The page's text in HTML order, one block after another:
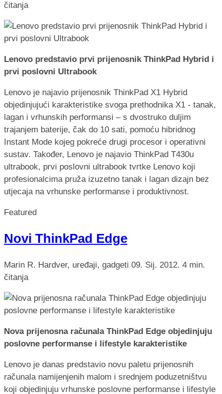
čitanja
Lenovo predstavio prvi prijenosnik ThinkPad Hybrid i
prvi poslovni Ultrabook
Lenovo je najavio prijenosnik ThinkPad X1 Hybrid
objedinjujući karakteristike svoga prethodnika X1 - tanak,
lagan i vrhunskih performansi – s dvostruko duljim
trajanjem baterije, čak do 10 sati, pomoću hibridnog
Instant Mode kojeg pokreće drugi procesor i operativni
sustav. Također, Lenovo je najavio ThinkPad T430u
ultrabook, prvi poslovni ultrabook tvrtke Lenovo koji
profesionalcima pruža izuzetno tanak i lagan dizajn bez
utjecaja na vrhunske performanse i produktivnost.
Featured
Novi ThinkPad Edge
Marin R. Hardver, uređaji, gadgeti 09. Sij. 2012. 4 min.
čitanja
Nova prijenosna računala ThinkPad Edge objedinjuju
poslovne performanse i lifestyle karakteristike
Lenovo je danas predstavio novu paletu prijenosnih
računala namijenjenih malom i srednjem poduzetništvu
koji objedinjuju vrhunske poslovne performanse i lifestyle